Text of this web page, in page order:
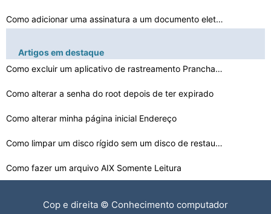
Como adicionar uma assinatura a um documento eletrônic…
Como Resgatar seu iPod Touch
Como consertar um Deleted Email
Kernel & Userland estão fora de sincronia
Como ajustar o brilho da tela em computadores desktop
Artigos em destaque
Como excluir um aplicativo de rastreamento Prancha Tecn…
Como alterar a senha do root depois de ter expirado
Como alterar minha página inicial Endereço
Como limpar um disco rígido sem um disco de restauraç…
Como fazer um arquivo AIX Somente Leitura
Cop e direita © Conhecimento computador